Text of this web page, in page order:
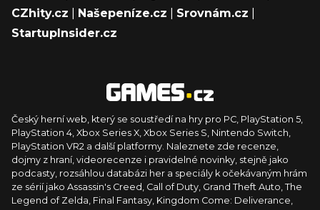
CZhity.cz
Našepeníze.cz Srovnám.cz
StartupInsider.cz
Český herní web, který se soustředí na hry pro PC, PlayStation 5,
PlayStation 4, Xbox Series X, Xbox Series S, Nintendo Switch,
PlayStation VR2 a další platformy. Naleznete zde recenze,
dojmy z hraní, videorecenze i pravidelné novinky, stejně jako
podcasty, rozsáhlou databázi her a speciály k očekávaným hrám
ze sérií jako Assassin's Creed, Call of Duty, Grand Theft Auto, The
Legend of Zelda, Final Fantasy, Kingdom Come: Deliverance,